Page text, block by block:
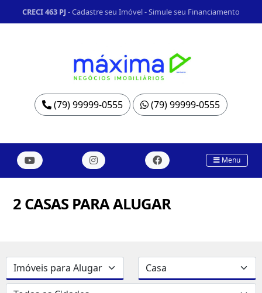
CRECI 463 PJ -Cadastre seu Imóvel-Simule seu Financiamento
(79) 99999-0555 (79) 99999-0555
Menu
2 CASAS PARA ALUGAR